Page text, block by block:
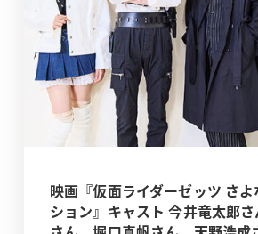
映画『仮面ライダーゼッツ さ
ション』キャスト 今井竜太郎